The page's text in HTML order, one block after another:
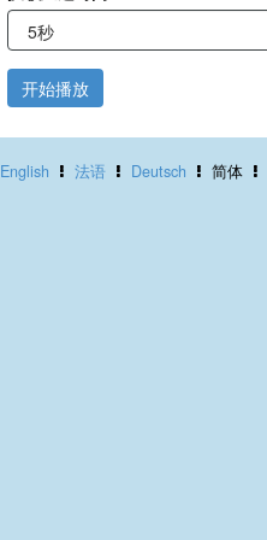
开始播放
English 法语 Deutsch 简体